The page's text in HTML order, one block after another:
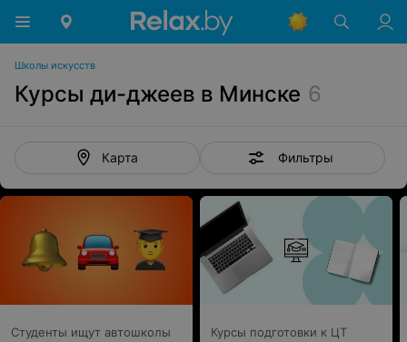
Школы искусств
Курсы ди-джеев в Минске 6
Карта Фильтры
Студенты ищут автошколы
Курсы подготовки к ЦТ